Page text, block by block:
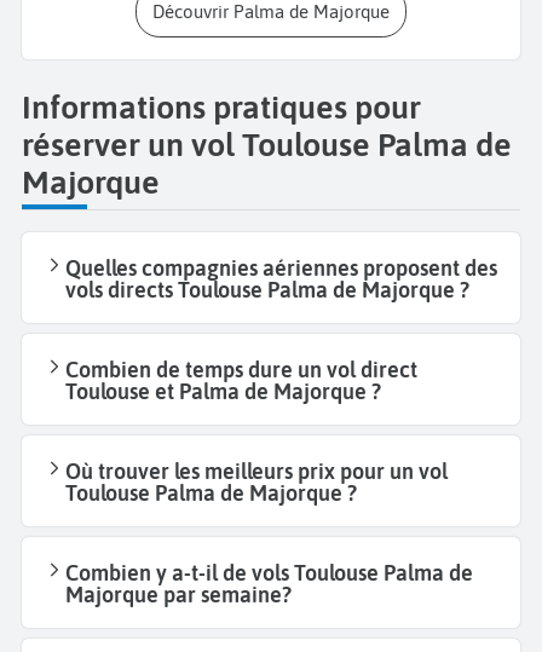
Découvrir Palma de Majorque
Informations pratiques pour
réserver un vol Toulouse Palma de
Majorque
Quelles compagnies aériennes proposent des
vols directs Toulouse Palma de Majorque ?
Combien de temps dure un vol direct
Toulouse et Palma de Majorque ?
Où trouver les meilleurs prix pour un vol
Toulouse Palma de Majorque ?
Combien y a-t-il de vols Toulouse Palma de
Majorque par semaine?